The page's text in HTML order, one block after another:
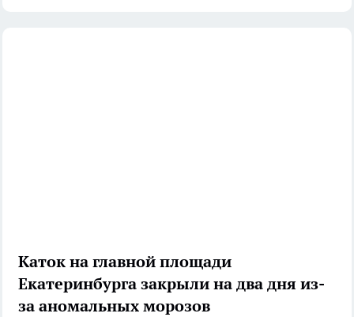
Каток на главной площади
Екатеринбурга закрыли на два дня из-
за аномальных морозов